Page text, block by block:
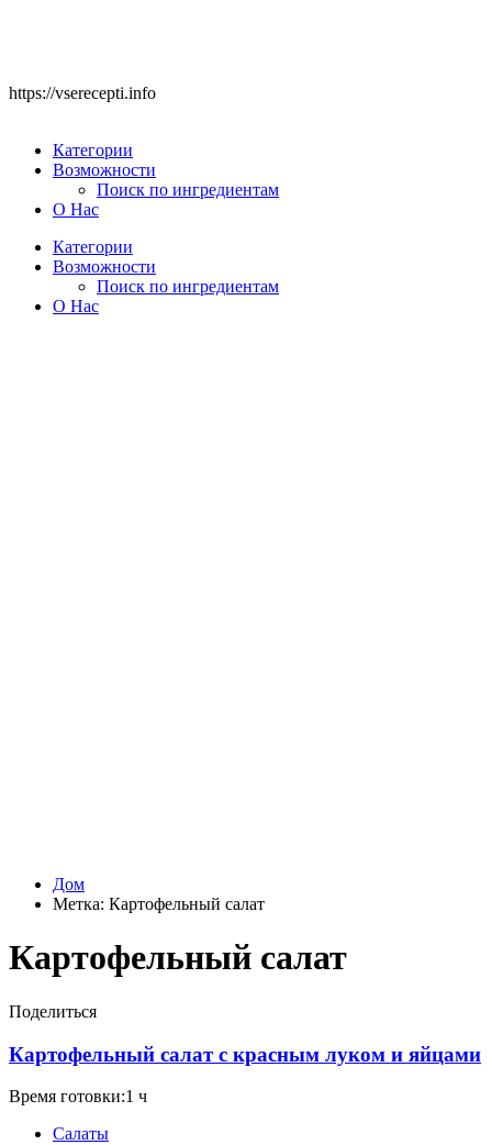
https://vserecepti.info
Категории
Возможности
Поиск по ингредиентам
О Нас
Категории
Возможности
Поиск по ингредиентам
О Нас
Дом
Метка: Картофельный салат
Картофельный салат
Поделиться
Картофельный салат с красным луком и яйцами
Время готовки:1 ч
Салаты